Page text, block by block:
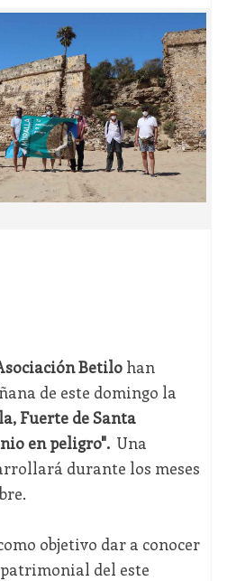
Betilohan
de este domingo la
Fuerte de Santa
en peligro". Una
durante los meses
objetivo dar a conocer
del este